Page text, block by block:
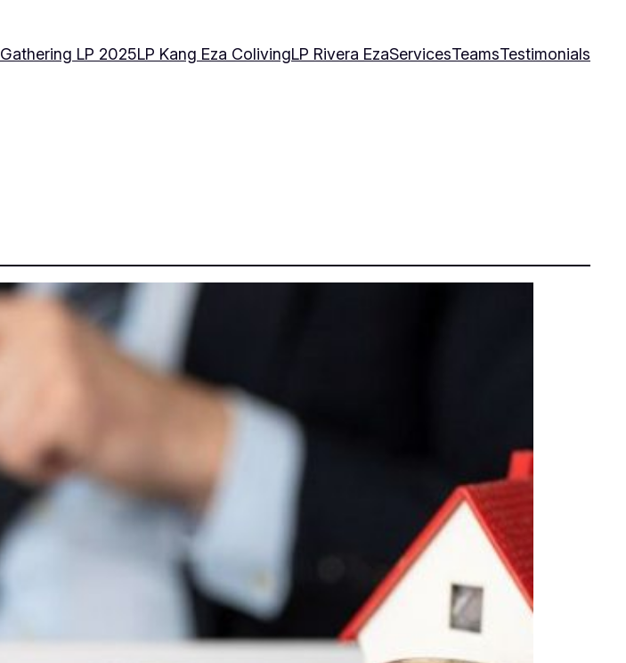
Gathering LP 2025LP Kang Eza ColivingLP Rivera EzaServicesTeamsTestimonials